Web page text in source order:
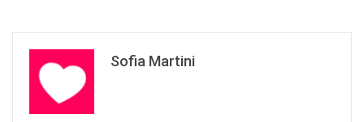
Sofia Martini